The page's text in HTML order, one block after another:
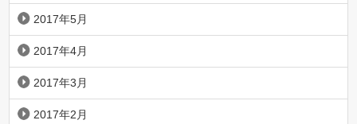
2017年5月
2017年4月
2017年3月
2017年2月